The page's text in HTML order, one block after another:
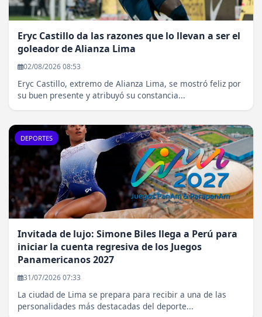
Eryc Castillo da las razones que lo llevan a ser el
goleador de Alianza Lima
02/08/2026 08:53
Eryc Castillo, extremo de Alianza Lima, se mostró feliz por
su buen presente y atribuyó su constancia...
DEPORTES
Invitada de lujo: Simone Biles llega a Perú para
iniciar la cuenta regresiva de los Juegos
Panamericanos 2027
31/07/2026 07:33
La ciudad de Lima se prepara para recibir a una de las
personalidades más destacadas del deporte...